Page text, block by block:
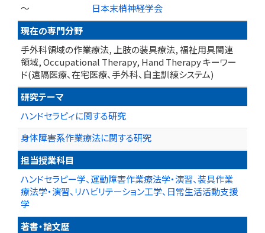
～
日本末梢神経学会
現在の専門分野
手外科領域の作業療法, 上肢の装具療法, 福祉用具関連
領域, Occupational Therapy, Hand Therapy キーワー
ド(遠隔医療、在宅医療、手外科、自主訓練システム)
研究テーマ
ハンドセラピィに関する研究
身体障害系作業療法に関する研究
担当授業科目
ハンドセラピー学、運動障害作業療法学・演習、装具作業
療法学・演習、リハビリテーション工学、日常生活活動支援
学
著書・論文歴